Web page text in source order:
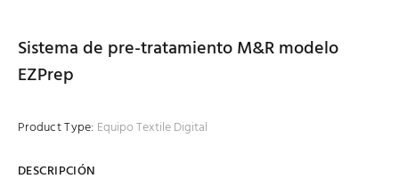
Sistema de pre-tratamiento M&R modelo
EZPrep
Product Type: Equipo Textile Digital
DESCRIPCIÓN